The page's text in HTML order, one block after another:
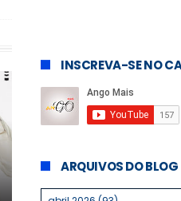
INSCREVA-SE NO
ARQUIVOS DO BLOG